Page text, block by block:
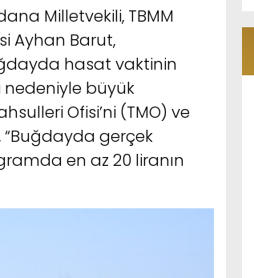
Milletvekili, TBMM
Ayhan Barut,
hasat vaktinin
büyük
Ofisi’ni (TMO) ve
gerçek
en az 20 liranın